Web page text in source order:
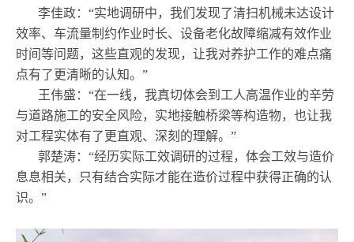
‌李佳政‌：“实地调研中，我们发现了清扫机械未达设计
效率、车流量制约作业时长、设备老化故障缩减有效作业
时间等问题，这些直观的发现，让我对养护工作的难点痛
点有了更清晰的认知。”
‌王伟盛‌：“在一线，我真切体会到工人高温作业的辛劳
与道路施工的安全风险，实地接触桥梁等构造物，也让我
对工程实体有了更直观、深刻的理解。”
郭楚涛：“经历实际工效调研的过程，体会工效与造价
息息相关，只有结合实际才能在造价过程中获得正确的认
识。”